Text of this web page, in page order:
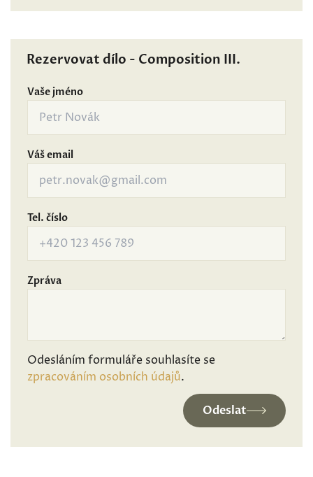
Rezervovat dílo - Composition III.
Vaše jméno
Váš email
Tel. číslo
Zpráva
Odesláním formuláře souhlasíte se
zpracováním osobních údajů.
Odeslat